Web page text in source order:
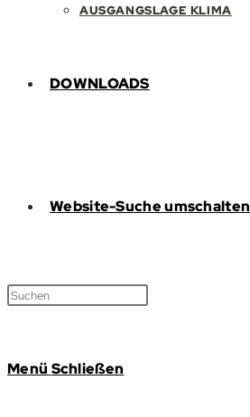
AUSGANGSLAGE KLIMA
DOWNLOADS
Website-Suche umschalten
Menü Schließen